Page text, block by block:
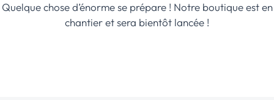
Quelque chose d’énorme se prépare ! Notre boutique est en
chantier et sera bientôt lancée !